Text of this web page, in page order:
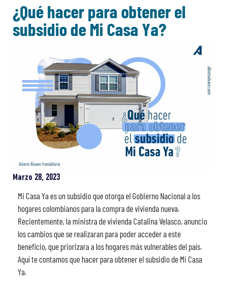
¿Qué hacer para obtener el
subsidio de Mi Casa Ya?
Marzo 28, 2023
Mi Casa Ya es un subsidio que otorga el Gobierno Nacional a los
hogares colombianos para la compra de vivienda nueva.
Recientemente, la ministra de vivienda Catalina Velasco, anuncio
los cambios que se realizaran para poder acceder a este
beneficio, que priorizara a los hogares más vulnerables del país.
Aquí te contamos que hacer para obtener el subsidio de Mi Casa
Ya.